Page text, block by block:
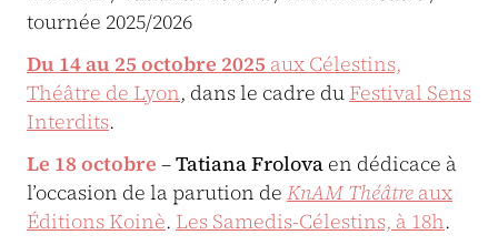
tournée 2025/2026
Du 14 au 25 octobre 2025 aux Célestins,
Théâtre de Lyon, dans le cadre du Festival Sens
Interdits.
Le 18 octobre –Tatiana Frolova en dédicace à
l’occasion de la parution de KnAM Théâtre aux
Éditions Koinè. Les Samedis-Célestins, à 18h.